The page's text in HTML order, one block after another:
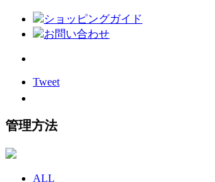
ショッピングガイド
お問い合わせ
Tweet
管理方法
ALL